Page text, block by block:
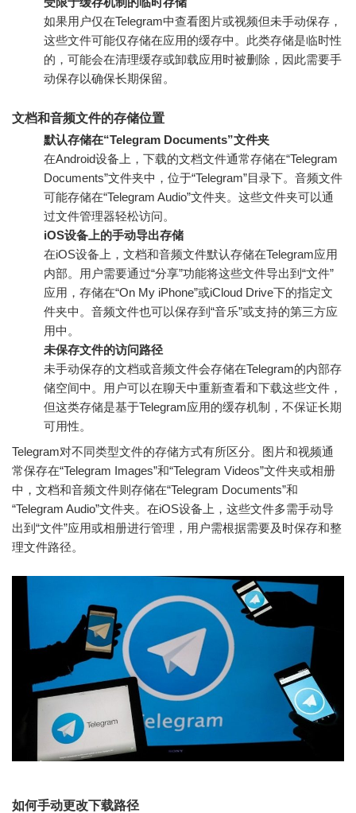
如果用户仅在Telegram中查看图片或视频但未手动保存，
这些文件可能仅存储在应用的缓存中。此类存储是临时性
的，可能会在清理缓存或卸载应用时被删除，因此需要手
动保存以确保长期保留。
文档和音频文件的存储位置
默认存储在“Telegram Documents”文件夹
在Android设备上，下载的文档文件通常存储在“Telegram
Documents”文件夹中，位于“Telegram”目录下。音频文件
可能存储在“Telegram Audio”文件夹。这些文件夹可以通
过文件管理器轻松访问。
iOS设备上的手动导出存储
在iOS设备上，文档和音频文件默认存储在Telegram应用
内部。用户需要通过“分享”功能将这些文件导出到“文件”
应用，存储在“On My iPhone”或iCloud Drive下的指定文
件夹中。音频文件也可以保存到“音乐”或支持的第三方应
用中。
未保存文件的访问路径
未手动保存的文档或音频文件会存储在Telegram的内部存
储空间中。用户可以在聊天中重新查看和下载这些文件，
但这类存储是基于Telegram应用的缓存机制，不保证长期
可用性。
Telegram对不同类型文件的存储方式有所区分。图片和视频通
常保存在“Telegram Images”和“Telegram Videos”文件夹或相册
中，文档和音频文件则存储在“Telegram Documents”和
“Telegram Audio”文件夹。在iOS设备上，这些文件多需手动导
出到“文件”应用或相册进行管理，用户需根据需要及时保存和整
理文件路径。
如何手动更改下载路径